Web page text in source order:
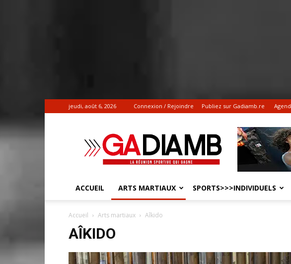
jeudi, août 6, 2026 Connexion / Rejoindre Publiez sur Gadiamb.re
Gadiamb.re
|
Actualités
sportives
ACCUEIL ARTS MARTIAUX SPORTS>>>INDIVIDUELS
Accueil Arts martiaux Aîkido
AÎKIDO